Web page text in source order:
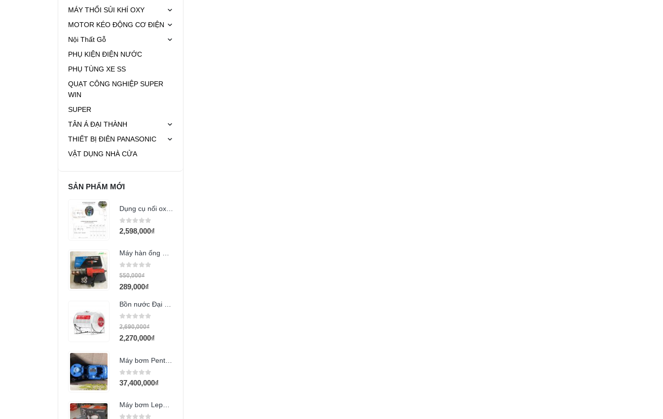
MÁY THỔI SỦI KHÍ OXY
MOTOR KÉO ĐỘNG CƠ ĐIỆN
Nội Thất Gỗ
PHỤ KIỆN ĐIỆN NƯỚC
PHỤ TÙNG XE SS
QUẠT CÔNG NGHIỆP SUPER
WIN
SUPER
TÂN Á ĐẠI THÀNH
THIẾT BỊ ĐIÊN PANASONIC
VẬT DỤNG NHÀ CỬA
SẢN PHẨM MỚI
0out of 5
2,598,000₫
Máy hàn ống PPr 20 32
0out of 5
550,000₫
289,000₫
Bồn nước Đại Việt 700L ngang
0 out of 5
2,690,000₫
2,270,000₫
0out of 5
37,400,000₫
Máy bơm Lepono AC220B4 (3HP 380v)